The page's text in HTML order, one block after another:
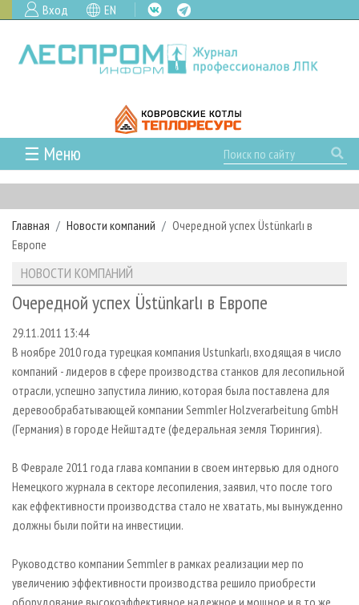
Вход EN
☰ Меню
ГЛАВНАЯ
РУБРИКИ И ТЕМЫ
РУБРИКИ ЖУРНАЛА
ЛЕСНОЕ ХОЗЯЙСТВО
ЛЕСОЗАГОТОВКА
ЛЕСОПИЛЕНИЕ
ДЕРЕВООБРАБОТКА
СУШКА ДРЕВЕСИНЫ
ПРОИЗВОДСТВО ДРЕВЕСНЫХ ПЛИТ
ДЕРЕВЯННОЕ ДОМОСТРОЕНИЕ
БИОЭНЕРГЕТИКА
ЦБП
ИНСТРУМЕНТ И МАТЕРИАЛЫ
НОВОСТИ
КАЛЕНДАРЬ СОБЫТИЙ
НОВОСТИ ЛПК
НОВОСТИ ЖУРНАЛА
НОВОСТИ КОМПАНИЙ
ПРОЕКТЫ ЛПИ
АНАЛИТИКА
ПРЕДПРИЯТИЯ ЛПК
ЛЕСНЫЕ РЕГИОНЫ РОССИИ
ПЕРСОНЫ
МОБИЛЬНЫЕ ВЫСТАВКИ
ОФИЦИАЛЬНЫЕ ДЕЛЕГАЦИИ
RUSSIAN FORESTRY REVIEW
ГАЗЕТА ЛЕСПРОМФОРУМ
БИБЛИОТЕКА СПЕЦИАЛИСТА
АРХИВ ЖУРНАЛОВ
СТАТЬИ
ПОДПИСКА
КОНТАКТЫ
РЕКЛАМОДАТЕЛЯМ
РЕКЛАМА
РЕКЛАМА НА САЙТЕ
Главная Новости компаний
Очередной успех Üstünkarlı в
Европе
НОВОСТИ КОМПАНИЙ
Очередной успех Üstünkarlı в Европе
29.11.2011 13:44
В ноябре 2010 года турецкая компания Ustunkarlı, входящая в число
компаний - лидеров в сфере производства станков для лесопильной
отрасли, успешно запустила линию, которая была поставлена для
деревообрабатывающей компании Semmler Holzverarbeitung GmbH
(Германия) в городе Нейштадте (федеральная земля Тюрингия).
В Феврале 2011 года глава компании в своем интервью для одного
Немецкого журнала в секторе лесопиления, заявил, что после того
как еффективности производства стало не хватать, мы вынужденно
должны были пойти на инвестиции.
Руководство компании Semmler в рамках реализации мер по
увеличению эффективности производства решило приобрести
оборудование высокоэффективное надежное и мощное и в то же